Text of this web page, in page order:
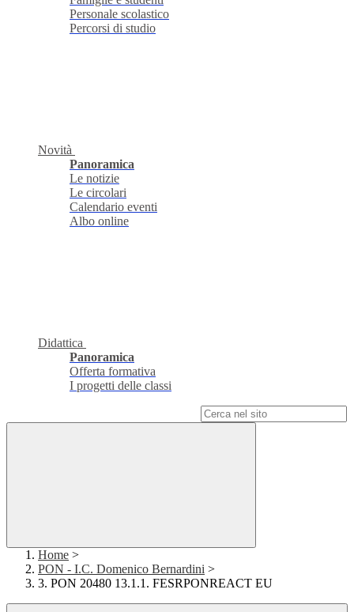
Personale scolastico
Percorsi di studio
Novità
Panoramica
Le notizie
Le circolari
Calendario eventi
Albo online
Didattica
Panoramica
Offerta formativa
I progetti delle classi
Home >
PON - I.C. Domenico Bernardini >
3. PON 20480 13.1.1. FESRPONREACT EU